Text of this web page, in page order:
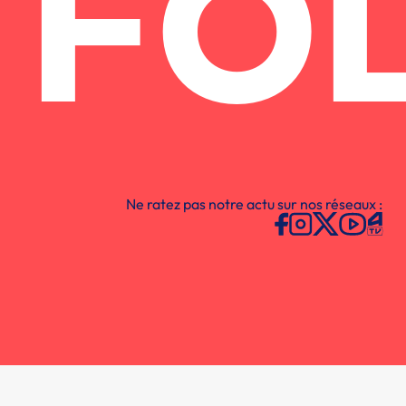
Ne ratez pas notre actu sur nos réseaux :